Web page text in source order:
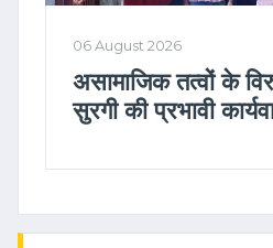
06 August 2026
असामाजिक तत्वों के
सुरगी की प्रभावी